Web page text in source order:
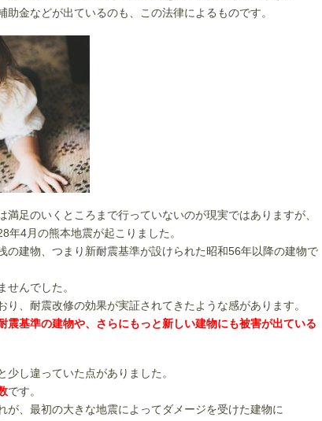
助金などが出ているのも、この法律によるものです。
満足のいくところまで行っていないのが現実ではありますが、
年4月の熊本地震が起こりました。
の建物、つまり新耐震基準が設けられた昭和56年以降の建物で
せんでした。
り、耐震改修の効果が実証されてきたような感があります。
震基準の建物や、さらにもっと新しい建物にも被害が出ている
し違っていた点がありました。
です。
が、最初の大きな地震によってダメージを受けた建物に